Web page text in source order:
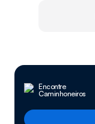
Encontre
Caminhoneiros